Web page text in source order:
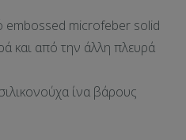
embossed microfeber solid
και από την άλλη πλευρά
ίνα βάρους